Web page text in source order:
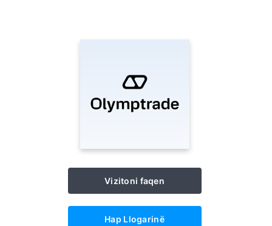
Vizitoni faqen
Hap Llogarinë